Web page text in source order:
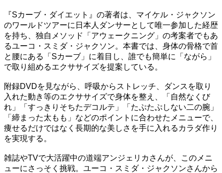
『Sカーブ・ダイエット』の著者は、マイケル・ジャクソン
のワールドツアーに日本人ダンサーとして唯一参加した経歴
を持ち、独自メソッド「アウェークニング」の考案者でもあ
るユーコ・スミダ・ジャクソン。本書では、身体の骨格で首
と腰にある「Sカーブ」に着目し、誰でも簡単に「ながら」
で取り組めるエクササイズを提案している。
附録DVDを見ながら、呼吸からストレッチ、ダンスを取り
入れた動き等のエクササイズで身体を整え、「自然なくび
れ」「すっきりそちたデコルテ」「たぷたぷしない二の腕」
「締まった太もも」などのポイントに合わせたメニューで、
痩せるだけではなく長期的な美しさを手に入れるカラダ作り
を実現する。
雑誌やTVで大活躍中の道端アンジェリカさんが、このメニ
ューにさっそく挑戦。ユーコ・スミダ・ジャクソンさんから